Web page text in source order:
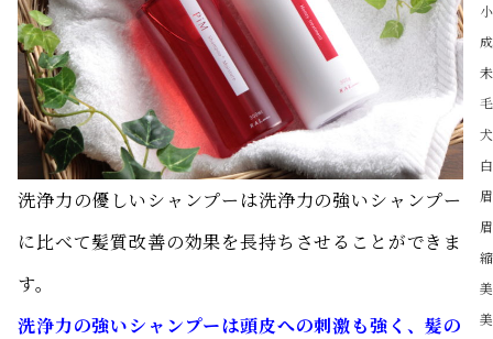
洗浄力の優しいシャンプーは洗浄力の強いシャンプー
に比べて髪質改善の効果を長持ちさせることができま
す。
洗浄力の強いシャンプーは頭皮への刺激も強く、髪の
犬